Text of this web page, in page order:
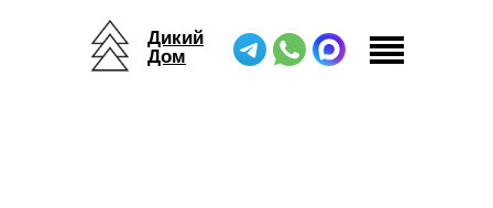
Дикий
Дом